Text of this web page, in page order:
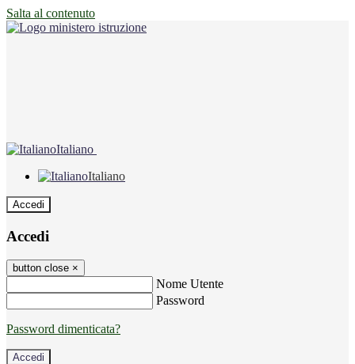
Salta al contenuto
Italiano
Italiano
Accedi
Accedi
button close ×
Nome Utente
Password
Password dimenticata?